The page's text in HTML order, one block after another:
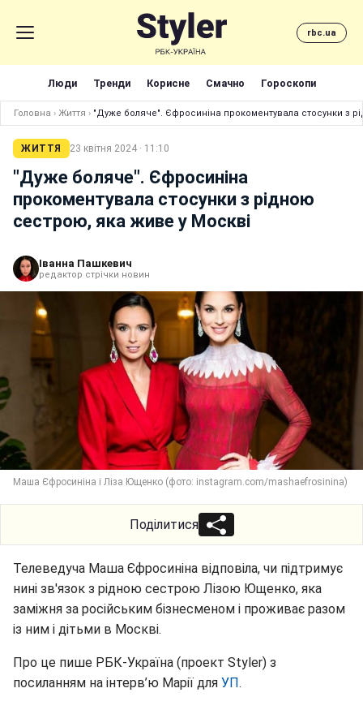
rbc.ua
Люди Тренди Корисне Смачно Гороскопи
Головна › Життя › "Дуже боляче". Єфросиніна прокоментувала стосунки з
ЖИТТЯ 23 квітня 2024 · 11:10
"Дуже боляче". Єфросиніна
прокоментувала стосунки з рідною
сестрою, яка живе у Москві
Іванна Пашкевич
редактор стрічки новин
Маша Єфросиніна і Ліза Ющенко (фото: instagram.com/mashaefrosinina)
Поділитися
Телеведуча Маша Єфросиніна відповіла, чи підтримує
нині зв'язок з рідною сестрою Лізою Ющенко, яка
заміжня за російським бізнесменом і проживає разом
із ним і дітьми в Москві.
Про це пише РБК-Україна (проект Styler) з
посиланням на інтерв’ю Марії для УП.